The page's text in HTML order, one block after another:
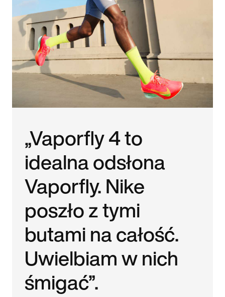
„Vaporfly 4 to
idealna odsłona
Vaporfly. Nike
poszło z tymi
butami na całość.
Uwielbiam w nich
śmigać”.